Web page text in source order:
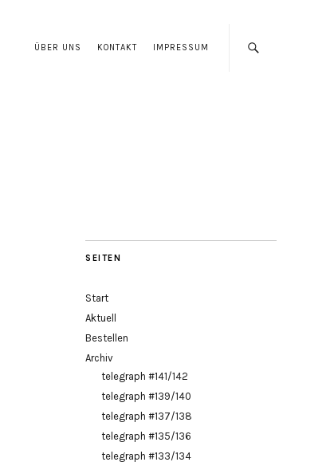
ÜBER UNS KONTAKT IMPRESSUM
SEITEN
Start
Aktuell
Bestellen
Archiv
telegraph #141/142
telegraph #139/140
telegraph #137/138
telegraph #135/136
telegraph #133/134